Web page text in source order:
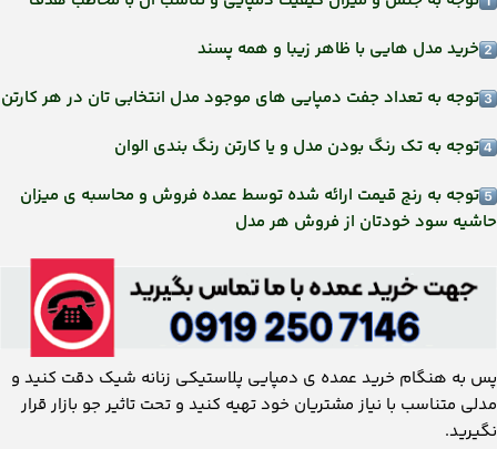
خرید مدل هایی با ظاهر زیبا و همه پسند
توجه به تعداد جفت دمپایی های موجود مدل انتخابی تان در هر کارتن
توجه به تک رنگ بودن مدل و یا کارتن رنگ بندی الوان
توجه به رنج قیمت ارائه شده توسط عمده فروش و محاسبه ی میزان
حاشیه سود خودتان از فروش هر مدل
پس به هنگام خرید عمده ی دمپایی پلاستیکی زنانه شیک دقت کنید و
مدلی متناسب با نیاز مشتریان خود تهیه کنید و تحت تاثیر جو بازار قرار
نگیرید.